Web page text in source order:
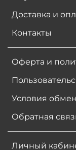
Доставка и
Контакты
Оферта и
Условия
Обратная
Личный